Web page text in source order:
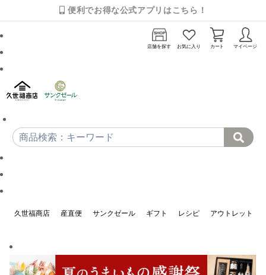
便利でお得な公式アプリはこちら！
店舗を探す お気に入り カート マイページ
久世福商店 産直便 サンクゼール ギフト レシピ アウトレット